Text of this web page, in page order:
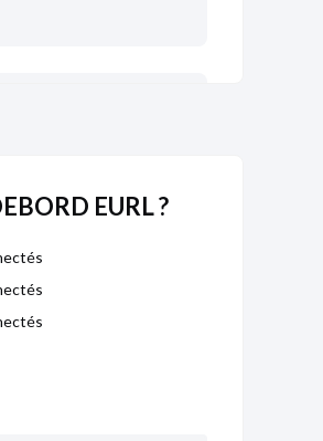
Croisille-sur-Briance.
EURL ?